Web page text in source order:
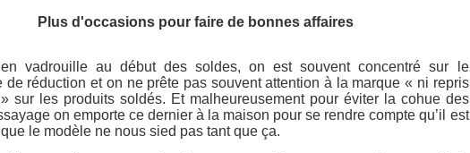
Plus d'occasions pour faire de bonnes affaires
vadrouille au début des soldes, on est souvent concentré sur le
de réduction et on ne prête pas souvent attention à la marque « ni repris
sur les produits soldés. Et malheureusement pour éviter la cohue des
on emporte ce dernier à la maison pour se rendre compte qu’il est
le modèle ne nous sied pas tant que ça.